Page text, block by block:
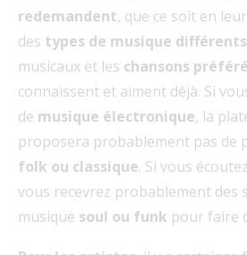
redemandent, que ce soit en
des types de musique différents
musicaux et les chansons
connaissent et aiment déjà. Si
de musique électronique, la
proposera probablement pas de
folk ou classique. Si vous
vous recevrez probablement des
musique soul ou funk pour faire